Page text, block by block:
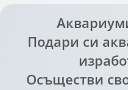
Подари си
Осъществи